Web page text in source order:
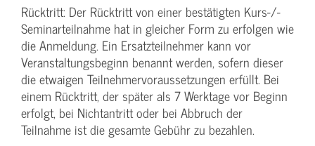
Rücktritt: Der Rücktritt von einer bestätigten Kurs-/­
Seminarteilnahme hat in gleicher Form zu erfolgen wie
die Anmeldung. Ein Ersatzteilnehmer kann vor
Veranstaltungs­beginn benannt werden, sofern dieser
die etwaigen Teilnehmer­voraussetzungen erfüllt. Bei
einem Rücktritt, der später als 7 Werktage vor Beginn
erfolgt, bei Nichtantritt oder bei Abbruch der
Teilnahme ist die gesamte Gebühr zu bezahlen.